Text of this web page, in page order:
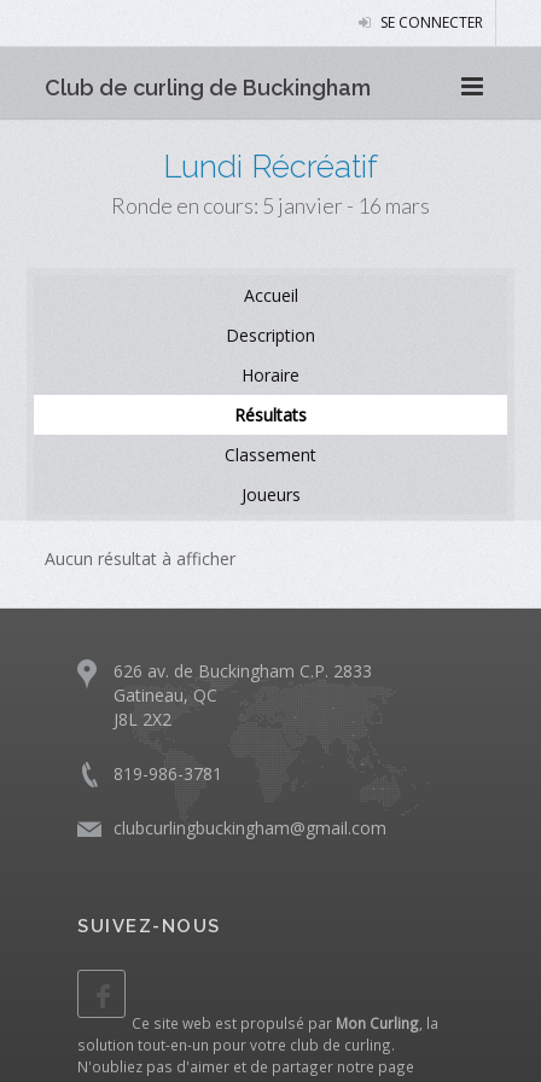
SE CONNECTER
Club de curling de Buckingham
Lundi Récréatif
Ronde en cours: 5 janvier - 16 mars
Accueil
Description
Horaire
Résultats
Classement
Joueurs
Aucun résultat à afficher
626 av. de Buckingham C.P. 2833
Gatineau, QC
J8L 2X2
819-986-3781
clubcurlingbuckingham@gmail.com
SUIVEZ-NOUS
Ce site web est propulsé par Mon Curling, la
solution tout-en-un pour votre club de curling.
N'oubliez pas d'aimer et de partager notre page